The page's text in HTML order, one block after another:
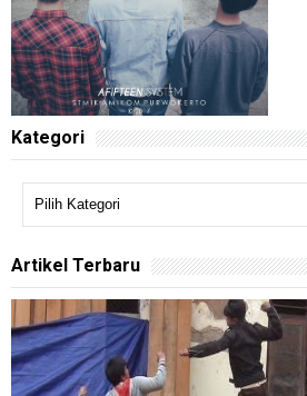
Kategori
Artikel Terbaru